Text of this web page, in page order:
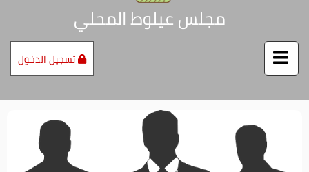
مجلس عيلوط المحلي
تسجيل الدخول